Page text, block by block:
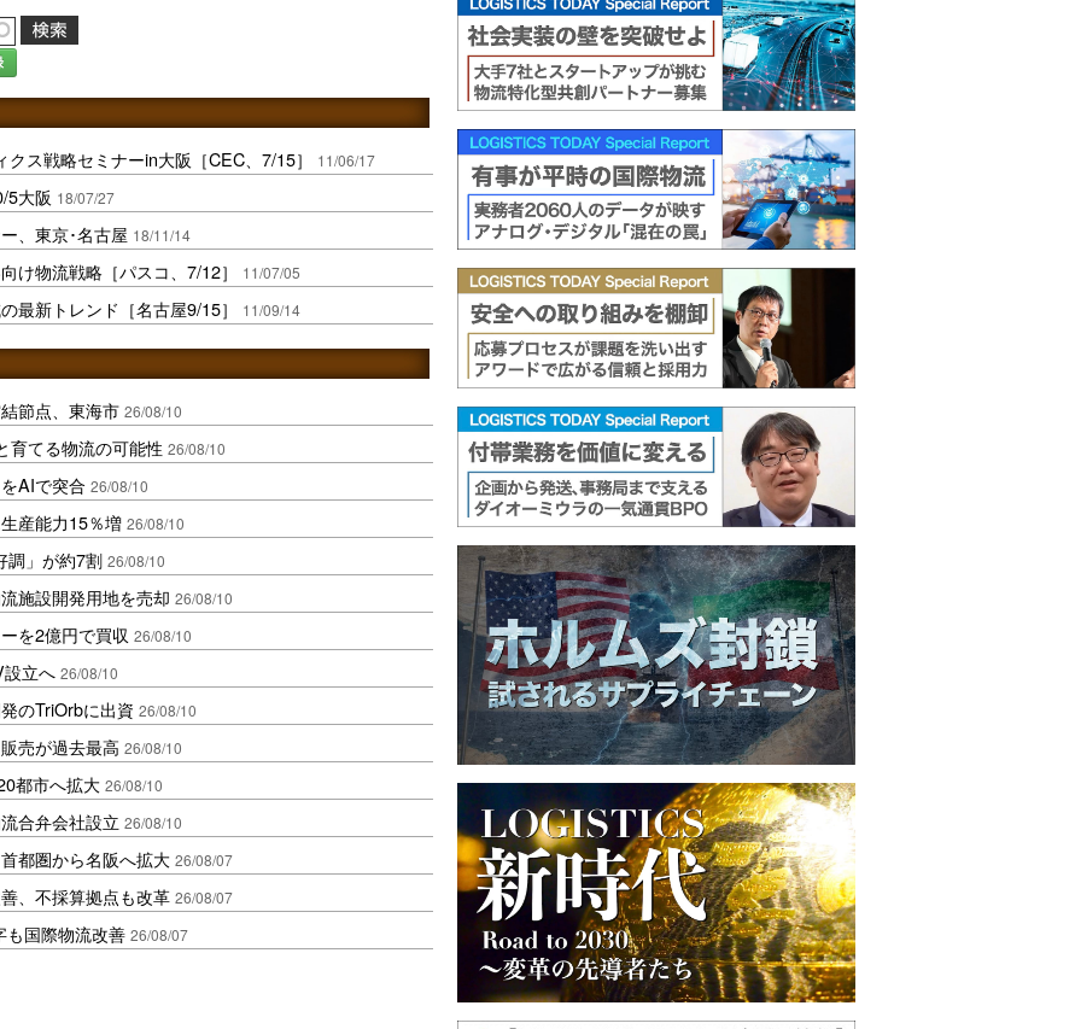
クス戦略セミナーin大阪［CEC、7/15］ 11/06/17
5大阪 18/07/27
、東京･名古屋 18/11/14
け物流戦略［パスコ、7/12］ 11/07/05
最新トレンド［名古屋9/15］ 11/09/14
節点、東海市 26/08/10
育てる物流の可能性 26/08/10
AIで突合 26/08/10
産能力15％増 26/08/10
調」が約7割 26/08/10
施設開発用地を売却 26/08/10
を2億円で買収 26/08/10
設立へ 26/08/10
のTriOrbに出資 26/08/10
売が過去最高 26/08/10
都市へ拡大 26/08/10
合弁会社設立 26/08/10
都圏から名阪へ拡大 26/08/07
、不採算拠点も改革 26/08/07
も国際物流改善 26/08/07